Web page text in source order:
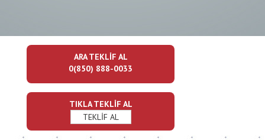
ARA TEKLİF AL
0(850) 888-0033
TIKLA TEKLİF AL
TEKLİF AL